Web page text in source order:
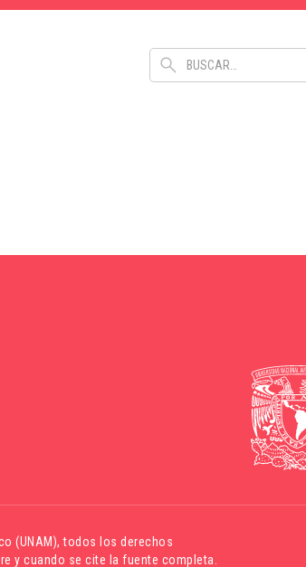
(UNAM), todos los derechos
y cuando se cite la fuente completa.